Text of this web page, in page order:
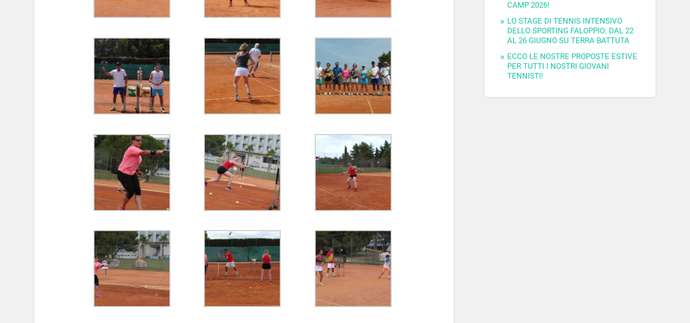
CAMP 2026!
LO STAGE DI TENNIS INTENSIVO
DELLO SPORTING FALOPPIO: DAL 22
AL 26 GIUGNO SU TERRA BATTUTA
ECCO LE NOSTRE PROPOSTE ESTIVE
PER TUTTI I NOSTRI GIOVANI
TENNISTI!